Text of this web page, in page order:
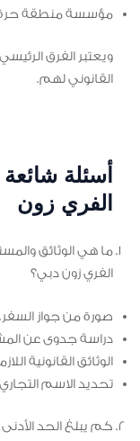
مؤسسة منطقة
ويعتبر الفرق
القانوني لهم.
أسئلة
الفري زون
ما هي الوثائق
الفري زون دبي؟
صورة من جواز السفر.
دراسة جدوى عن
الوثائق القانونية
تحديد الاسم
كم يبلغ الحد